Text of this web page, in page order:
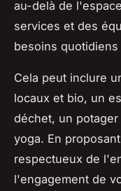
au-delà de
services et des
besoins
Cela peut inclure
locaux et bio, un
déchet, un
yoga. En
respectueux de
l'engagement de